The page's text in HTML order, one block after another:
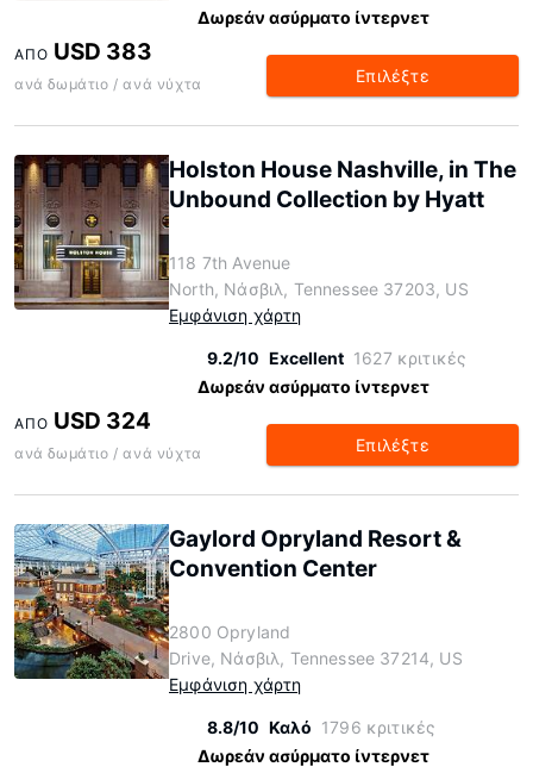
Δωρεάν ασύρματο ίντερνετ
ΑΠΌ USD 383
ανά δωμάτιο / ανά νύχτα Επιλέξτε
Holston House Nashville, in The
Unbound Collection by Hyatt
118 7th Avenue
North, Νάσβιλ, Tennessee 37203, US
Εμφάνιση χάρτη
9.2/10 Excellent 1627 κριτικές
Δωρεάν ασύρματο ίντερνετ
ΑΠΌ USD 324
ανά δωμάτιο / ανά νύχτα Επιλέξτε
Gaylord Opryland Resort &
Convention Center
2800 Opryland
Drive, Νάσβιλ, Tennessee 37214, US
Εμφάνιση χάρτη
8.8/10 Καλό 1796 κριτικές
Δωρεάν ασύρματο ίντερνετ